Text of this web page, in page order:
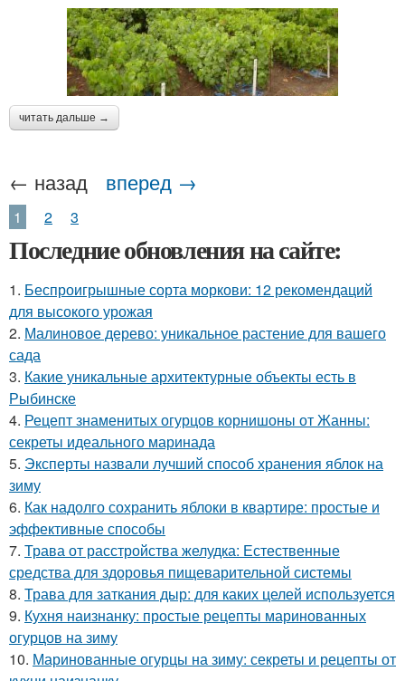
читать дальше →
← назад вперед →
1 2 3
Последние обновления на сайте:
1. Беспроигрышные сорта моркови: 12 рекомендаций
для высокого урожая
2. Малиновое дерево: уникальное растение для вашего
сада
3. Какие уникальные архитектурные объекты есть в
Рыбинске
4. Рецепт знаменитых огурцов корнишоны от Жанны:
секреты идеального маринада
5. Эксперты назвали лучший способ хранения яблок на
зиму
6. Как надолго сохранить яблоки в квартире: простые и
эффективные способы
7. Трава от расстройства желудка: Естественные
средства для здоровья пищеварительной системы
8. Трава для заткания дыр: для каких целей используется
9. Кухня наизнанку: простые рецепты маринованных
огурцов на зиму
10. Маринованные огурцы на зиму: секреты и рецепты от